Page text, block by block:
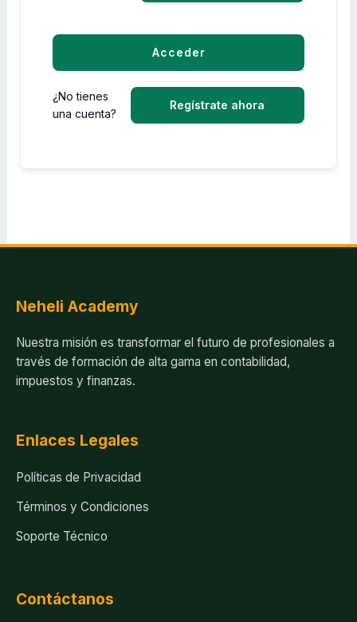
Acceder
¿No tienes
una cuenta?
Regístrate ahora
Neheli Academy
Nuestra misión es transformar el futuro de profesionales a
través de formación de alta gama en contabilidad,
impuestos y finanzas.
Enlaces Legales
Políticas de Privacidad
Términos y Condiciones
Soporte Técnico
Contáctanos